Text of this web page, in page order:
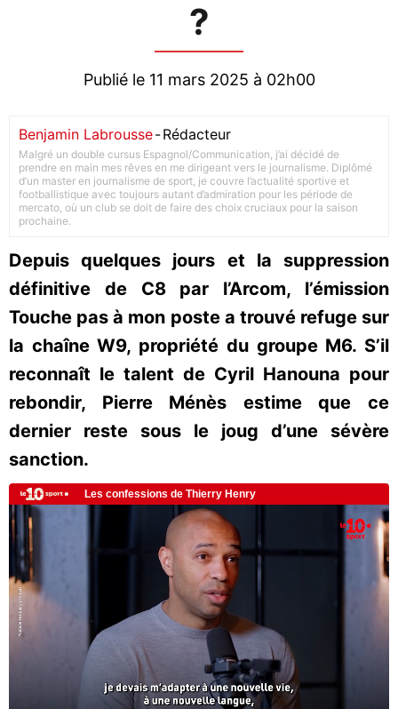
?
Publié le 11 mars 2025 à 02h00
Benjamin Labrousse-Rédacteur
Malgré un double cursus Espagnol/Communication, j’ai décidé de
prendre en main mes rêves en me dirigeant vers le journalisme. Diplômé
d’un master en journalisme de sport, je couvre l’actualité sportive et
footballistique avec toujours autant d’admiration pour les période de
mercato, où un club se doit de faire des choix cruciaux pour la saison
prochaine.
Depuis quelques jours et la suppression
définitive de C8 par l’Arcom, l’émission
Touche pas à mon poste a trouvé refuge sur
la chaîne W9, propriété du groupe M6. S’il
reconnaît le talent de Cyril Hanouna pour
rebondir, Pierre Ménès estime que ce
dernier reste sous le joug d’une sévère
sanction.